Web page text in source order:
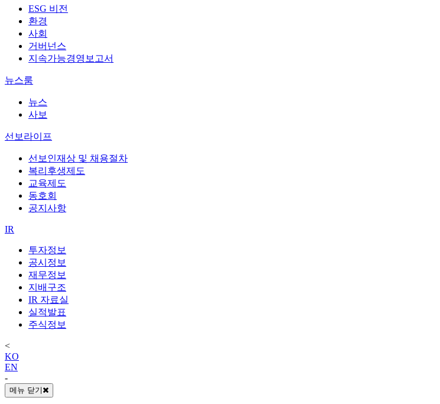
ESG 비전
환경
사회
거버넌스
지속가능경영보고서
뉴스룸
뉴스
사보
선보라이프
선보인재상 및 채용절차
복리후생제도
교육제도
동호회
공지사항
IR
투자정보
공시정보
재무정보
지배구조
IR 자료실
실적발표
주식정보
<
KO
EN
-
메뉴 닫기